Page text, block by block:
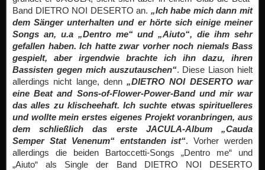
Band DIETRO NOI DESERTO an. „Ich habe mich dann mit
dem Sänger unterhalten und er hörte sich einige meiner
Songs an, u.a „Dentro me“ und „Aiuto“, die ihm sehr
gefallen haben. Ich hatte zwar vorher noch niemals Bass
gespielt, aber irgendwie brachte ich ihn dazu, ihren
Bassisten gegen mich auszutauschen“. Diese Liason hielt
allerdings nicht lange, denn„DIETRO NOI DESERTO war
eine Beat and Sons-of-Flower-Power-Band und mir war
das alles zu klischeehaft. Ich suchte etwas spirituelleres
und wollte mein erstes eigenes Projekt voranbringen, aus
dem schließlich das erste JACULA-Album „Cauda
Semper Stat Venenum“ entstanden ist“. Vorher werden
allerdings die beiden Bartoccetti-Songs „Dentro me“ und
„Aiuto“ als Single der Band DIETRO NOI DESERTO